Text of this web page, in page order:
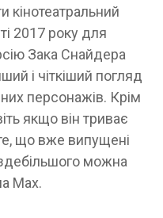
кінотеатральний
2017 року для
Зака ​​Снайдера
і чіткіший погляд
персонажів. Крім
якщо він триває
що вже випущені
можна
Max.